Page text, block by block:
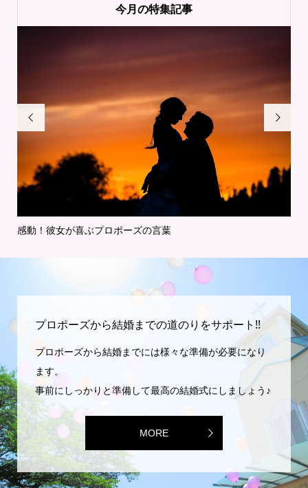
今月の特集記事

感動！彼女が喜ぶプロポーズの言葉

プロポーズから結婚までの道のりをサポート!!
プロポーズから結婚までには様々な準備が必要になり
ます。
事前にしっかりと準備して最高の結婚式にしましょう♪
MORE